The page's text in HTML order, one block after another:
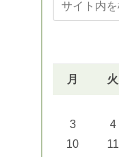
月 火
3
4
10
11